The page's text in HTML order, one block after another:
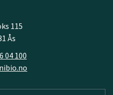
115
Ås
04 100